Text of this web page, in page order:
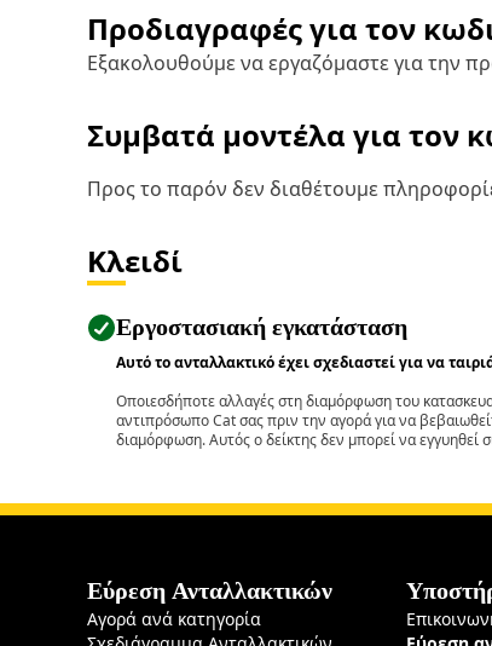
Προδιαγραφές για τον
Εξακολουθούμε να εργαζόμαστε για την
Συμβατά μοντέλα για τον
Προς το παρόν δεν διαθέτουμε
Κλειδί
Εργοστασιακή εγκατάσταση
Αυτό το ανταλλακτικό έχει σχεδιαστεί για να
Οποιεσδήποτε αλλαγές στη διαμόρφωση του
αντιπρόσωπο Cat σας πριν την αγορά για να
διαμόρφωση. Αυτός ο δείκτης δεν μπορεί να εγγυηθεί
Εύρεση Ανταλλακτικών
Αγορά ανά κατηγορία